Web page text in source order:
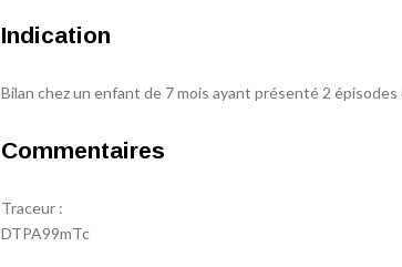
Indication
Bilan chez un enfant de 7 mois ayant présenté 2
Commentaires
Traceur :
DTPA99mTc